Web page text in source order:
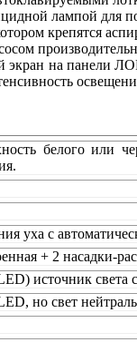
лампой для
крепятся
на панели
белого
с
+ 2 насадки-
источник света
но свет